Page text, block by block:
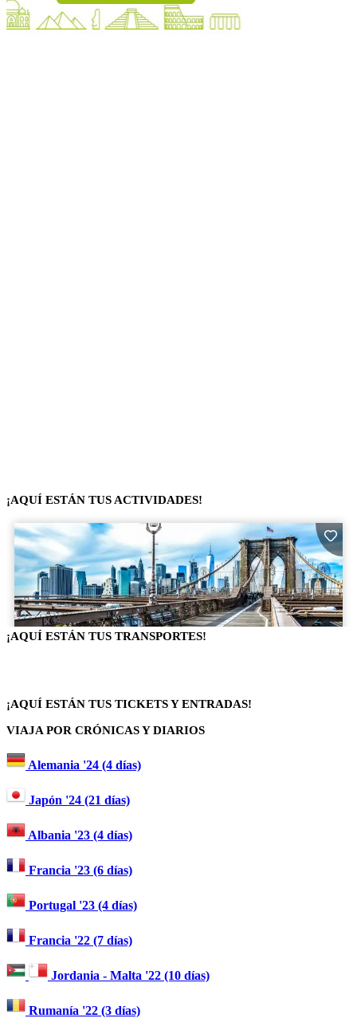
¡AQUÍ ESTÁN TUS ACTIVIDADES!
¡AQUÍ ESTÁN TUS TRANSPORTES!
¡AQUÍ ESTÁN TUS TICKETS Y ENTRADAS!
VIAJA POR CRÓNICAS Y DIARIOS
Alemania '24 (4 días)
Japón '24 (21 días)
Albania '23 (4 días)
Francia '23 (6 días)
Portugal '23 (4 días)
Francia '22 (7 días)
Jordania - Malta '22 (10 días)
Rumanía '22 (3 días)